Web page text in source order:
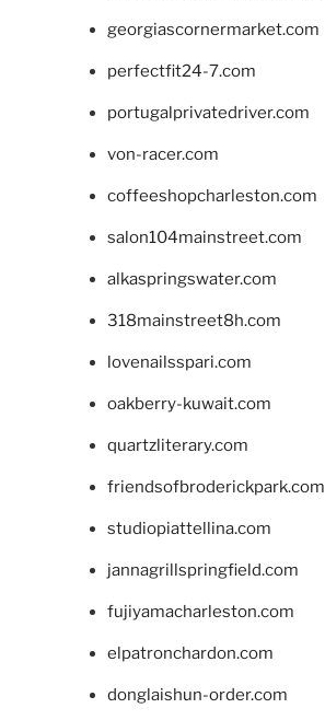
georgiascornermarket.com
perfectfit24-7.com
portugalprivatedriver.com
von-racer.com
coffeeshopcharleston.com
salon104mainstreet.com
alkaspringswater.com
318mainstreet8h.com
lovenailsspari.com
oakberry-kuwait.com
quartzliterary.com
friendsofbroderickpark.com
studiopiattellina.com
jannagrillspringfield.com
fujiyamacharleston.com
elpatronchardon.com
donglaishun-order.com